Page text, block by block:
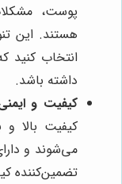
پوست،
هستند. این
انتخاب کنید
داشته باشد.
کیفیت و ایمنی
کیفیت بالا و
می‌شوند و
تضمین‌کننده